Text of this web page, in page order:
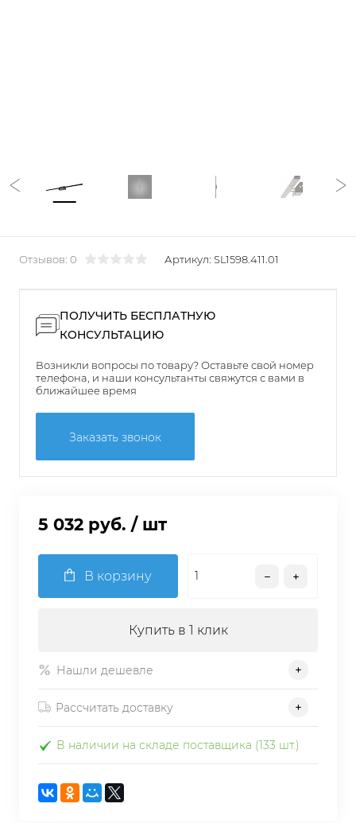
Отзывов: 0 Артикул: SL1598.411.01
ПОЛУЧИТЬ БЕСПЛАТНУЮ
КОНСУЛЬТАЦИЮ
Возникли вопросы по товару? Оставьте свой номер
телефона, и наши консультанты свяжутся с вами в
ближайшее время
Заказать звонок
5 032 руб. / шт
В корзину
Купить в 1 клик
Нашли дешевле
Рассчитать доставку
В наличии на складе поставщика (133 шт.)